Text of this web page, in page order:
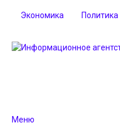
Экономика Политика
Меню